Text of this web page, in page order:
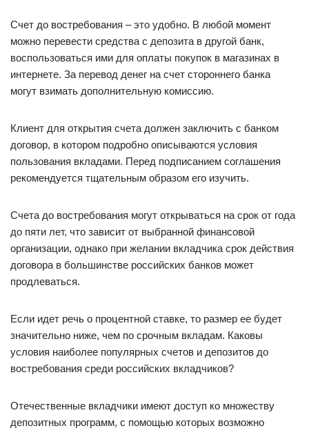
Счет до востребования – это удобно. В любой момент
можно перевести средства с депозита в другой банк,
воспользоваться ими для оплаты покупок в магазинах в
интернете. За перевод денег на счет стороннего банка
могут взимать дополнительную комиссию.
Клиент для открытия счета должен заключить с банком
договор, в котором подробно описываются условия
пользования вкладами. Перед подписанием соглашения
рекомендуется тщательным образом его изучить.
Счета до востребования могут открываться на срок от года
до пяти лет, что зависит от выбранной финансовой
организации, однако при желании вкладчика срок действия
договора в большинстве российских банков может
продлеваться.
Если идет речь о процентной ставке, то размер ее будет
значительно ниже, чем по срочным вкладам. Каковы
условия наиболее популярных счетов и депозитов до
востребования среди российских вкладчиков?
Отечественные вкладчики имеют доступ ко множеству
депозитных программ, с помощью которых возможно